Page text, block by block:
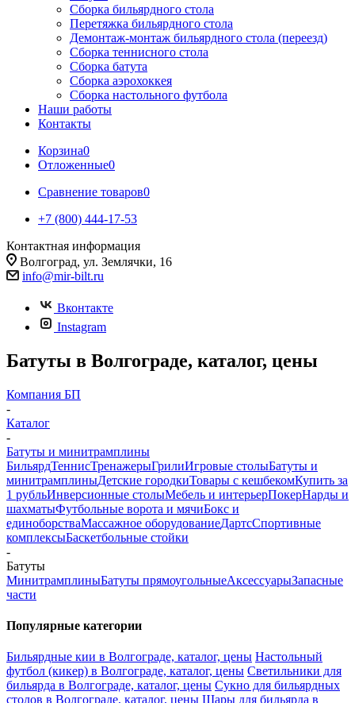
Сборка бильярдного стола
Перетяжка бильярдного стола
Демонтаж-монтаж бильярдного стола (переезд)
Сборка теннисного стола
Сборка батута
Сборка аэрохоккея
Сборка настольного футбола
Наши работы
Контакты
Корзина0
Отложенные0
Сравнение товаров0
+7 (800) 444-17-53
Контактная информация
Волгоград, ул. Землячки, 16
info@mir-bilt.ru
Вконтакте
Instagram
Батуты в Волгограде, каталог, цены
Компания БП
-
Каталог
-
Батуты и минитрамплины
БильярдТеннисТренажерыГрилиИгровые столыБатуты и
минитрамплиныДетские городкиТовары с кешбекомКупить за
1 рубльИнверсионные столыМебель и интерьерПокерНарды и
шахматыФутбольные ворота и мячиБокс и
единоборстваМассажное оборудованиеДартсСпортивные
комплексыБаскетбольные стойки
-
Батуты
МинитрамплиныБатуты прямоугольныеАксессуарыЗапасные
части
Популярные категории
Бильярдные кии в Волгограде, каталог, цены Настольный
футбол (кикер) в Волгограде, каталог, цены Светильники для
бильярда в Волгограде, каталог, цены Сукно для бильярдных
столов в Волгограде, каталог, цены Шары для бильярда в